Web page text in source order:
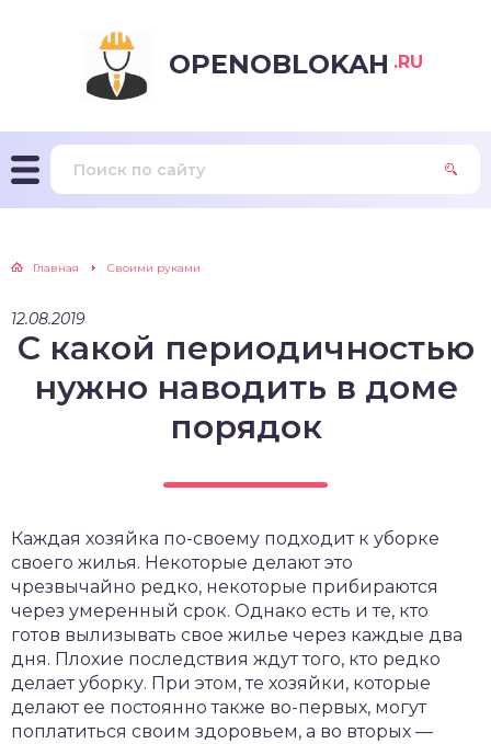
OPENOBLOKAH .RU
Главная Своими руками
12.08.2019
С какой периодичностью
нужно наводить в доме
порядок
Каждая хозяйка по-своему подходит к уборке
своего жилья. Некоторые делают это
чрезвычайно редко, некоторые прибираются
через умеренный срок. Однако есть и те, кто
готов вылизывать свое жилье через каждые два
дня. Плохие последствия ждут того, кто редко
делает уборку. При этом, те хозяйки, которые
делают ее постоянно также во-первых, могут
поплатиться своим здоровьем, а во вторых —